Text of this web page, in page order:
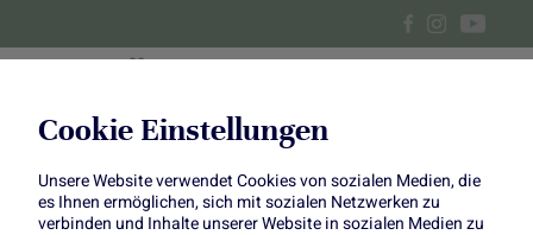
Cookie Einstellungen
Unsere Website verwendet Cookies von sozialen Medien, die
es Ihnen ermöglichen, sich mit sozialen Netzwerken zu
verbinden und Inhalte unserer Website in sozialen Medien zu
Romantisch im August mit